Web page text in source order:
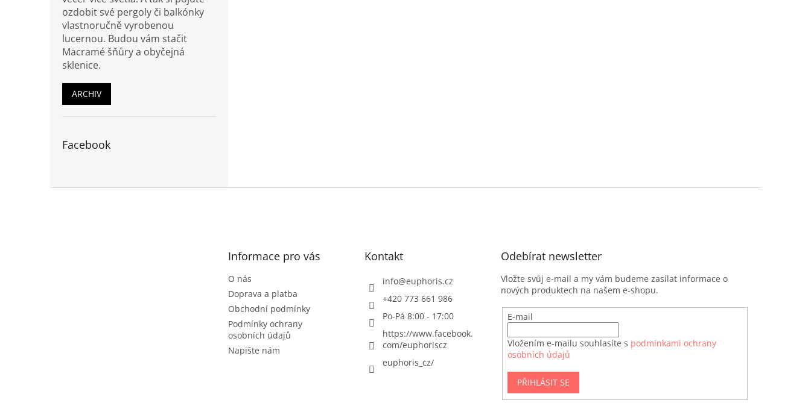
ozdobit své pergoly či balkónky
vlastnoručně vyrobenou
lucernou. Budou vám stačit
Macramé šňůry a obyčejná
sklenice.
ARCHIV
Facebook
Informace pro vás
O nás
Doprava a platba
Obchodní podmínky
Podmínky ochrany
osobních údajů
Napište nám
Kontakt
info@euphoris.cz
+420 773 661 986
Po-Pá 8:00 - 17:00
https://www.facebook.
com/euphoriscz
euphoris_cz/
Odebírat newsletter
Vložte svůj e-mail a my vám budeme zasílat informace o
nových produktech na našem e-shopu.
E-mail
Vložením e-mailu souhlasíte s podmínkami ochrany
osobních údajů
PŘIHLÁSIT SE